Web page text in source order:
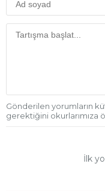
Gönderilen yorumların
gerektiğini okurlarımıza
İlk